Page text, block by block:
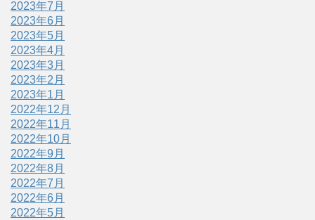
2023年7月
2023年6月
2023年5月
2023年4月
2023年3月
2023年2月
2023年1月
2022年12月
2022年11月
2022年10月
2022年9月
2022年8月
2022年7月
2022年6月
2022年5月